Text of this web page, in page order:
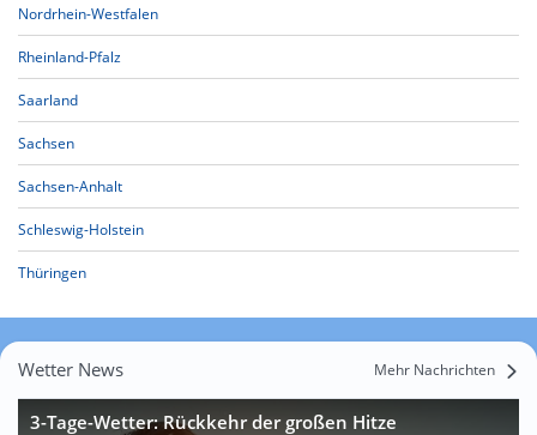
Nordrhein-Westfalen
Rheinland-Pfalz
Saarland
Sachsen
Sachsen-Anhalt
Schleswig-Holstein
Thüringen
Wetter News Mehr Nachrichten
3-Tage-Wetter: Rückkehr der großen Hitze